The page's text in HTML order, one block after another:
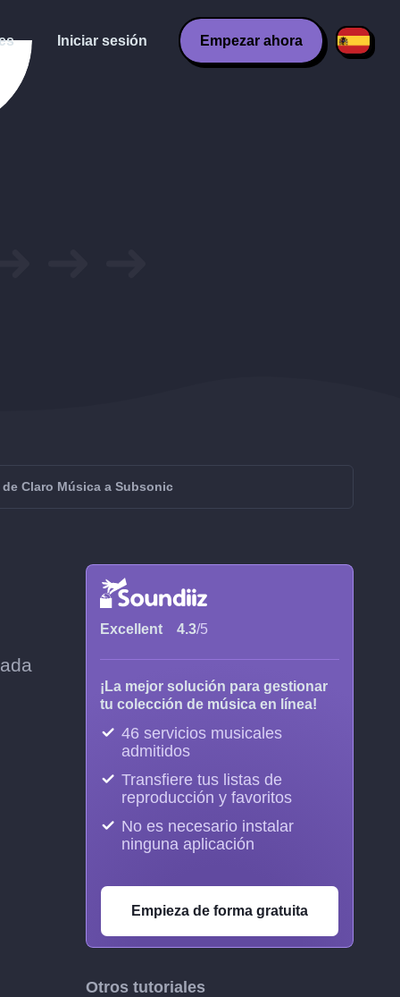
Iniciar sesión Empezar ahora
Claro Música a Subsonic
Excellent 4.3/5
¡La mejor solución para gestionar
tu colección de música en línea!
46 servicios musicales
admitidos
Transfiere tus listas de
reproducción y favoritos
No es necesario instalar
ninguna aplicación
Empieza de forma gratuita
Otros tutoriales